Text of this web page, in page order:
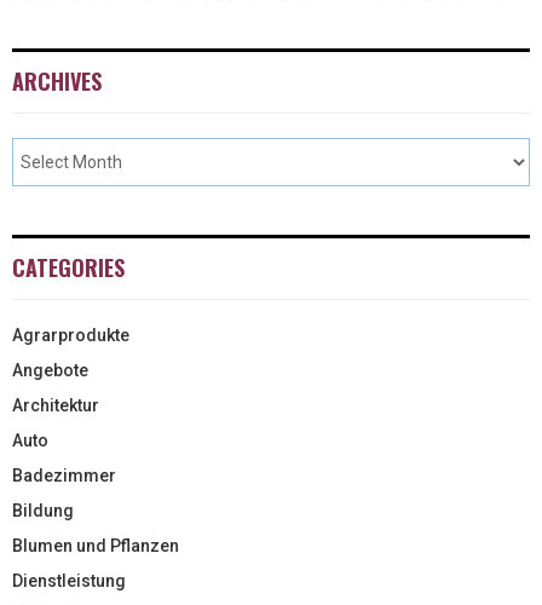
ARCHIVES
CATEGORIES
Agrarprodukte
Angebote
Architektur
Auto
Badezimmer
Bildung
Blumen und Pflanzen
Dienstleistung